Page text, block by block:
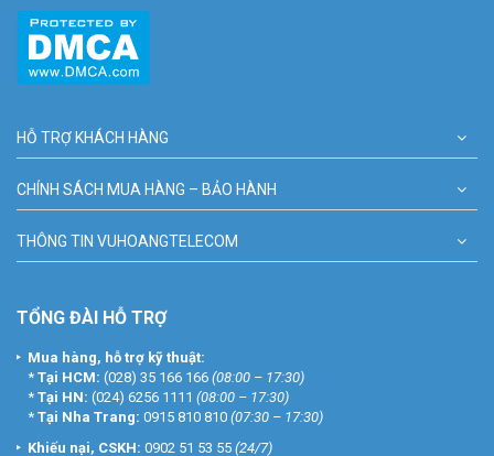
HỖ TRỢ KHÁCH HÀNG
CHÍNH SÁCH MUA HÀNG – BẢO HÀNH
THÔNG TIN VUHOANGTELECOM
TỔNG ĐÀI HỖ TRỢ
Mua hàng, hỗ trợ kỹ thuật:
* Tại HCM: (028) 35 166 166 (08:00 – 17:30)
* Tại HN: (024) 6256 1111 (08:00 – 17:30)
* Tại Nha Trang: 0915 810 810 (07:30 – 17:30)
Khiếu nại, CSKH: 0902 51 53 55 (24/7)